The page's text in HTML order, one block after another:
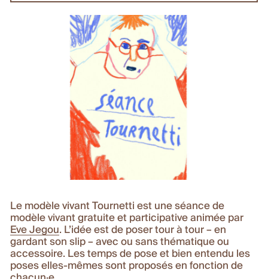
Le modèle vivant Tournetti est une séance de
modèle vivant gratuite et participative animée par
Eve Jegou. L’idée est de poser tour à tour – en
gardant son slip – avec ou sans thématique ou
accessoire. Les temps de pose et bien entendu les
poses elles-mêmes sont proposés en fonction de